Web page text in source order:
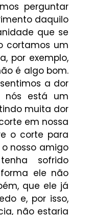
perguntar
daquilo
que se
cortamos um
por exemplo,
é algo bom.
a dor
nós está um
muita dor
em nossa
o corte para
nosso amigo
sofrido
ele não
que ele já
e, por isso,
não estaria